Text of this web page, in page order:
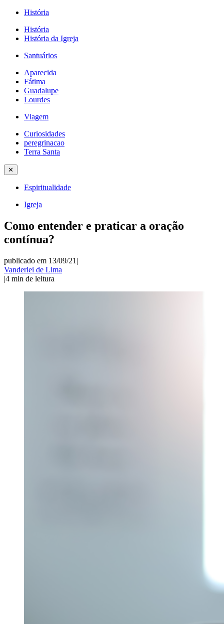
História
História
História da Igreja
Santuários
Aparecida
Fátima
Guadalupe
Lourdes
Viagem
Curiosidades
peregrinacao
Terra Santa
✕
Espiritualidade
Igreja
Como entender e praticar a oração
contínua?
publicado em 13/09/21 |
Vanderlei de Lima
|4 min de leitura